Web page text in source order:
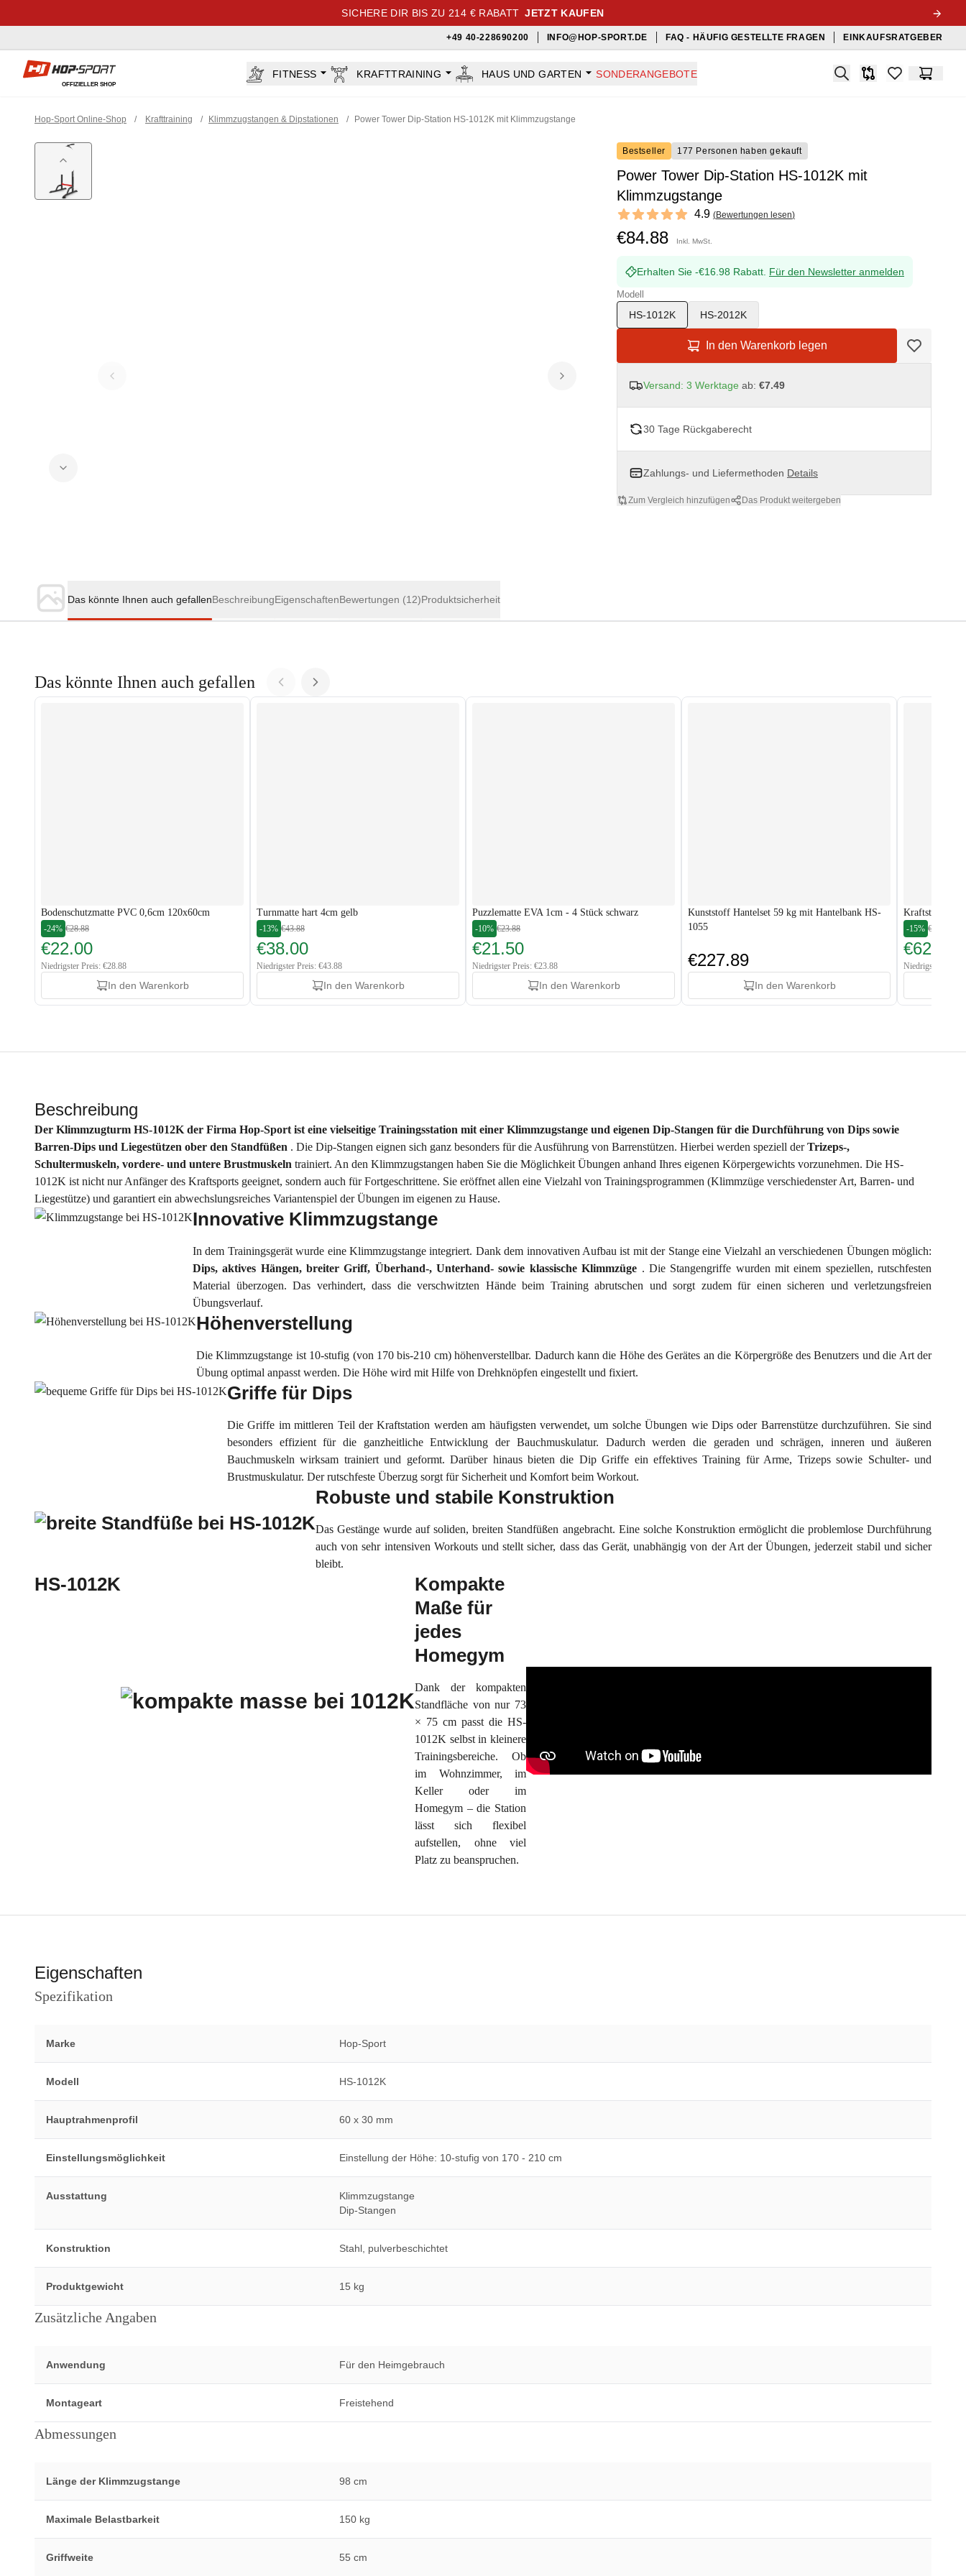
SICHERE DIR BIS ZU 214 € RABATT JETZT KAUFEN
+49 40-228690200 INFO@HOP-SPORT.DE FAQ - HÄUFIG GESTELLTE FRAGEN EINKAUFSRATGEBER
Hop-sport.at
OFFIZIELLER SHOP
FITNESS KRAFTTRAINING HAUS UND GARTEN SONDERANGEBOTE Search
Produkt-items in
Hop-Sport Online-Shop / Krafttraining / Klimmzugstangen & Dipstationen / Power Tower Dip-Station HS-1012K mit Klimmzugstange
Bestseller 177 Personen haben gekauft
Power Tower Dip-Station HS-1012K mit
Klimmzugstange
Reviews
4.9 out of 5 stars 4.9 (Bewertungen lesen)
€84.88 Inkl. MwSt.
Erhalten Sie -€16.98 Rabatt. Für den Newsletter anmelden
Modell
HS-1012K HS-2012K
In den Warenkorb legen
Versand: 3 Werktage ab: €7.49
30 Tage Rückgaberecht
Zahlungs- und Liefermethoden Details
Zum Vergleich hinzufügen Das Produkt weitergeben
Das könnte Ihnen auch gefallenBeschreibungEigenschaftenBewertungen (12)Produktsicherheit
Das könnte Ihnen auch gefallen
Bodenschutzmatte PVC 0,6cm 120x60cm
-24% €28.88
€22.00
Niedrigster Preis: €28.88
In den Warenkorb
Turnmatte hart 4cm gelb
-13% €43.88
€38.00
Niedrigster Preis: €43.88
In den Warenkorb
Puzzlematte EVA 1cm - 4 Stück schwarz
-10% €23.88
€21.50
Niedrigster Preis: €23.88
In den Warenkorb
Kunststoff Hantelset 59 kg mit Hantelbank HS-
1055
€227.89
In den Warenkorb
Kraftstation
-15% €729.88
€620.40
Niedrigster Preis:
Beschreibung
Der Klimmzugturm HS-1012K der Firma Hop-Sport ist eine vielseitige Trainingsstation mit einer Klimmzugstange und eigenen Dip-Stangen für die Durchführung von Dips sowie
Barren-Dips und Liegestützen ober den Standfüßen . Die Dip-Stangen eignen sich ganz besonders für die Ausführung von Barrenstützen. Hierbei werden speziell derTrizeps-,
Schultermuskeln, vordere- und untere Brustmuskeln trainiert. An den Klimmzugstangen haben Sie die Möglichkeit Übungen anhand Ihres eigenen Körpergewichts vorzunehmen. Die HS-
1012K ist nicht nur Anfänger des Kraftsports geeignet, sondern auch für Fortgeschrittene. Sie eröffnet allen eine Vielzahl von Trainingsprogrammen (Klimmzüge verschiedenster Art, Barren- und
Liegestütze) und garantiert ein abwechslungsreiches Variantenspiel der Übungen im eigenen zu Hause.
Innovative Klimmzugstange
In dem Trainingsgerät wurde eine Klimmzugstange integriert. Dank dem innovativen Aufbau ist mit der Stange eine Vielzahl an verschiedenen Übungen möglich:
Dips, aktives Hängen, breiter Griff, Überhand-, Unterhand- sowie klassische Klimmzüge . Die Stangengriffe wurden mit einem speziellen, rutschfesten
Material überzogen. Das verhindert, dass die verschwitzten Hände beim Training abrutschen und sorgt zudem für einen sicheren und verletzungsfreien
Übungsverlauf.
Höhenverstellung
Die Klimmzugstange ist 10-stufig (von 170 bis-210 cm) höhenverstellbar. Dadurch kann die Höhe des Gerätes an die Körpergröße des Benutzers und die Art der
Übung optimal anpasst werden. Die Höhe wird mit Hilfe von Drehknöpfen eingestellt und fixiert.
Griffe für Dips
Die Griffe im mittleren Teil der Kraftstation werden am häufigsten verwendet, um solche Übungen wie Dips oder Barrenstütze durchzuführen. Sie sind
besonders effizient für die ganzheitliche Entwicklung der Bauchmuskulatur. Dadurch werden die geraden und schrägen, inneren und äußeren
Bauchmuskeln wirksam trainiert und geformt. Darüber hinaus bieten die Dip Griffe ein effektives Training für Arme, Trizeps sowie Schulter- und
Brustmuskulatur. Der rutschfeste Überzug sorgt für Sicherheit und Komfort beim Workout.
Robuste und stabile Konstruktion
Das Gestänge wurde auf soliden, breiten Standfüßen angebracht. Eine solche Konstruktion ermöglicht die problemlose Durchführung
auch von sehr intensiven Workouts und stellt sicher, dass das Gerät, unabhängig von der Art der Übungen, jederzeit stabil und sicher
bleibt.
Kompakte
Maße für
jedes
Homegym
Dank der kompakten
Standfläche von nur 73
× 75 cm passt die HS-
1012K selbst in kleinere
Trainingsbereiche. Ob
im Wohnzimmer, im
Keller oder im
Homegym – die Station
lässt sich flexibel
aufstellen, ohne viel
Platz zu beanspruchen.
HS-1012K
Eigenschaften
Spezifikation
Marke Hop-Sport
Modell HS-1012K
Hauptrahmenprofil 60 x 30 mm
Einstellungsmöglichkeit Einstellung der Höhe: 10-stufig von 170 - 210 cm
Ausstattung
Klimmzugstange
Dip-Stangen
Konstruktion Stahl, pulverbeschichtet
Produktgewicht 15 kg
Zusätzliche Angaben
Anwendung Für den Heimgebrauch
Montageart Freistehend
Abmessungen
Länge der Klimmzugstange 98 cm
Maximale Belastbarkeit 150 kg
Griffweite 55 cm